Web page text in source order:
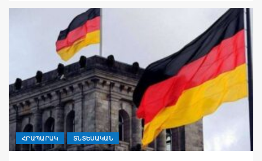
ՀՐԱՊԱՐԱԿ ՏՆՏԵՍԱԿԱՆ